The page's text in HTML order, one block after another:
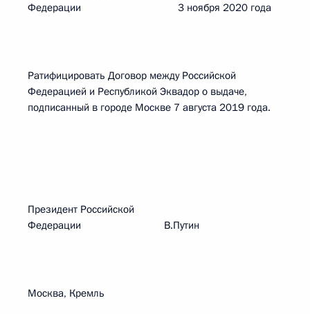
Федерации 3 ноября 2020 года
Ратифицировать Договор между Российской
Федерацией и Республикой Эквадор о выдаче,
подписанный в городе Москве 7 августа 2019 года.
Президент Российской
Федерации В.Путин
Москва, Кремль